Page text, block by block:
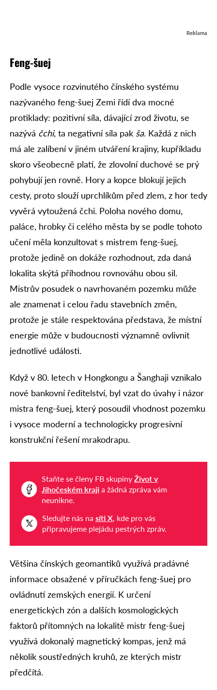
Reklama
Feng-šuej
Podle vysoce rozvinutého čínského systému
nazývaného feng-šuej Zemi řídí dva mocné
protiklady: pozitivní síla, dávající zrod životu, se
nazývá čchi, ta negativní síla pak ša. Každá z nich
má ale zalíbení v jiném utváření krajiny, kupříkladu
skoro všeobecně platí, že zlovolní duchové se prý
pohybují jen rovně. Hory a kopce blokují jejich
cesty, proto slouží uprchlíkům před zlem, z hor tedy
vyvěrá vytoužená čchi. Poloha nového domu,
paláce, hrobky či celého města by se podle tohoto
učení měla konzultovat s mistrem feng-šuej,
protože jedině on dokáže rozhodnout, zda daná
lokalita skýtá příhodnou rovnováhu obou sil.
Mistrův posudek o navrhovaném pozemku může
ale znamenat i celou řadu stavebních změn,
protože je stále respektována představa, že místní
energie může v budoucnosti významně ovlivnit
jednotlivé události.
Když v 80. letech v Hongkongu a Šanghaji vznikalo
nové bankovní ředitelství, byl vzat do úvahy i názor
mistra feng-šuej, který posoudil vhodnost pozemku
i vysoce moderní a technologicky progresivní
konstrukční řešení mrakodrapu.
Staňte se členy FB skupiny Život v
Jihočeském kraji a žádná zpráva vám
neunikne.
Sledujte nás na síti X, kde pro vás
připravujeme plejádu pestrých zpráv.
Většina čínských geomantiků využívá pradávné
informace obsažené v příručkách feng-šuej pro
ovládnutí zemských energií. K určení
energetických zón a dalších kosmologických
faktorů přítomných na lokalitě mistr feng-šuej
využívá dokonalý magnetický kompas, jenž má
několik soustředných kruhů, ze kterých mistr
předčítá.